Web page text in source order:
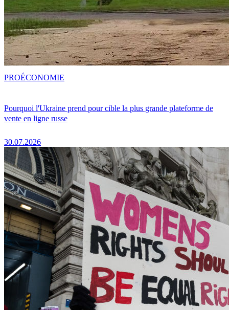
Pourquoi l'Ukraine prend pour cible la plus grande plateforme de
vente en ligne russe
30.07.2026
PROÉCONOMIE